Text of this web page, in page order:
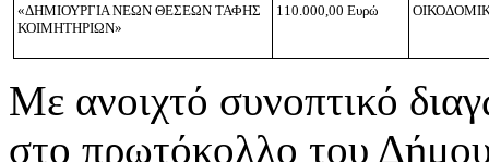
«ΔΗΜΙΟΥΡΓΙΑ ΝΕΩΝ ΘΕΣΕΩΝ ΤΑΦΗΣ
ΚΟΙΜΗΤΗΡΙΩΝ»
110.000,00 Ευρώ
Με ανοιχτό συνοπτικό
στο πρωτόκολλο του